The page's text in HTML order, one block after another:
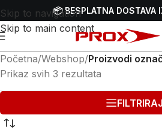
Skip to navigation
Skip to main content
📦 BESPLATNA DOSTAVA
Početna/Webshop/Proizvodi
Prikaz svih 3 rezultata
FILTRIRAJ